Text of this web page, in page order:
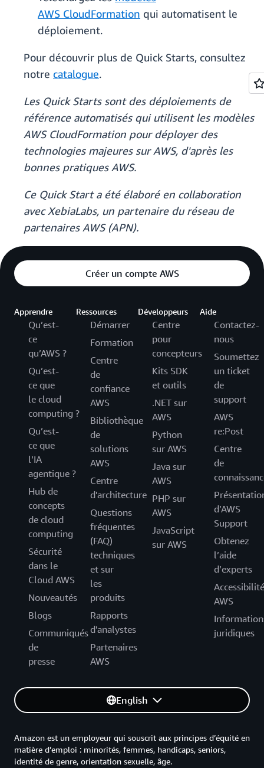
AWS CloudFormation qui automatisent le
déploiement.
Pour découvrir plus de Quick Starts, consultez
notre catalogue.
Les Quick Starts sont des déploiements de
référence automatisés qui utilisent les modèles
AWS CloudFormation pour déployer des
technologies majeures sur AWS, d'après les
bonnes pratiques AWS.
Ce Quick Start a été élaboré en collaboration
avec XebiaLabs, un partenaire du réseau de
partenaires AWS (APN).
Créer un compte AWS
Apprendre
Qu’est-
ce
qu’AWS ?
Qu’est-
ce que
le cloud
computing ?
Qu’est-
ce que
l’IA
agentique ?
Hub de
concepts
de cloud
computing
Sécurité
dans le
Cloud AWS
Nouveautés
Blogs
Communiqués
de
presse
Ressources
Démarrer
Formation
Centre
de
confiance
AWS
Bibliothèque
de
solutions
AWS
Centre
d'architecture
Questions
fréquentes
(FAQ)
techniques
et sur
les
produits
Rapports
d'analystes
Partenaires
AWS
Développeurs
Centre
pour
concepteurs
Kits SDK
et outils
.NET sur
AWS
Python
sur AWS
Java sur
AWS
PHP sur
AWS
JavaScript
sur AWS
Aide
Contactez-
nous
Soumettez
un ticket
de
support
AWS
re:Post
Centre
de
d’AWS
Support
Obtenez
l’aide
d’experts
Accessibilité
AWS
juridiques
English
Amazon est un employeur qui souscrit aux principes d’équité en
matière d’emploi : minorités, femmes, handicaps, seniors,
identité de genre, orientation sexuelle, âge.